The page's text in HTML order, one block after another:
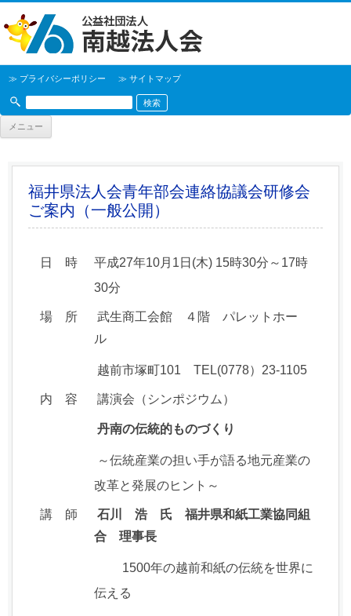
≫ プライバシーポリシー ≫ サイトマップ
メニュー
福井県法人会青年部会連絡協議会研修会
ご案内（一般公開）
日 時
平成27年10月1日(木) 15時30分～17時
30分
場 所
武生商工会館 ４階 パレットホー
ル
越前市塚町101 TEL(0778）23-1105
内 容 講演会（シンポジウム）
丹南の伝統的ものづくり
～伝統産業の担い手が語る地元産業の
改革と発展のヒント～
講 師
石川 浩 氏 福井県和紙工業協同組
合 理事長
1500年の越前和紙の伝統を世界に
伝える